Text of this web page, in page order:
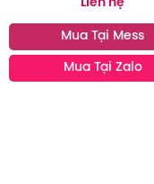
Liên hệ
Mua Tại Mess
Mua Tại Zalo